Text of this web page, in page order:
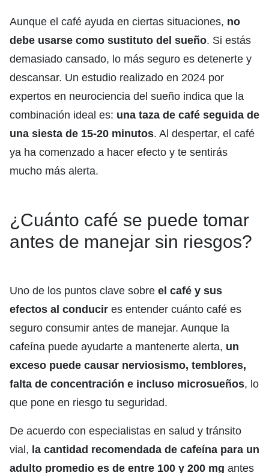
Aunque el café ayuda en ciertas situaciones, no
debe usarse como sustituto del sueño. Si estás
demasiado cansado, lo más seguro es detenerte y
descansar. Un estudio realizado en 2024 por
expertos en neurociencia del sueño indica que la
combinación ideal es: una taza de café seguida de
una siesta de 15-20 minutos. Al despertar, el café
ya ha comenzado a hacer efecto y te sentirás
mucho más alerta.
¿Cuánto café se puede tomar
antes de manejar sin riesgos?
Uno de los puntos clave sobre el café y sus
efectos al conducir es entender cuánto café es
seguro consumir antes de manejar. Aunque la
cafeína puede ayudarte a mantenerte alerta, un
exceso puede causar nerviosismo, temblores,
falta de concentración e incluso microsueños, lo
que pone en riesgo tu seguridad.
De acuerdo con especialistas en salud y tránsito
vial, la cantidad recomendada de cafeína para un
adulto promedio es de entre 100 y 200 mg antes